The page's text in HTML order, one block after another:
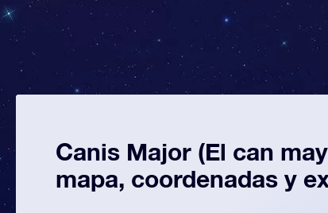
Canis Major (El can
mapa, coordenadas y